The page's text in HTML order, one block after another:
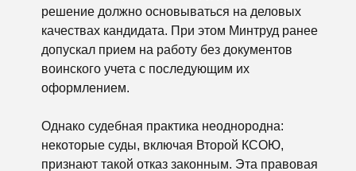
решение должно основываться на деловых
качествах кандидата. При этом Минтруд ранее
допускал прием на работу без документов
воинского учета с последующим их
оформлением.
Однако судебная практика неоднородна:
некоторые суды, включая Второй КСОЮ,
признают такой отказ законным. Эта правовая